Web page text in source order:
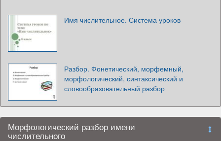
Имя числительное. Система уроков
Разбор. Фонетический, морфемный,
морфологический, синтаксический и
словообразовательный разбор
Морфологический разбор имени
числительного